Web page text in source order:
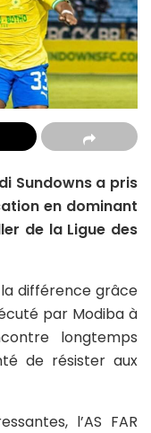
Sundowns a pris
en dominant
de la Ligue des
différence grâce
par Modiba à
longtemps
de résister aux
l’AS FAR